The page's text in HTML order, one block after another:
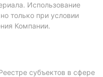
Использование
только при условии
Компании.
субъектов в сфере